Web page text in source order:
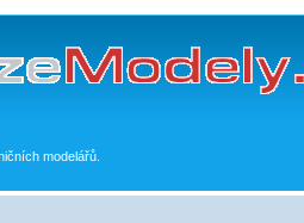
modelářů.